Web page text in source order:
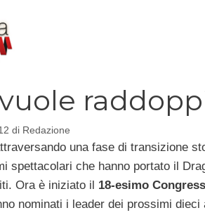
di Redazione
una fase di transizione
spettacolari che hanno portato il
Ora è iniziato il 18-esimo
nominati i leader dei prossimi